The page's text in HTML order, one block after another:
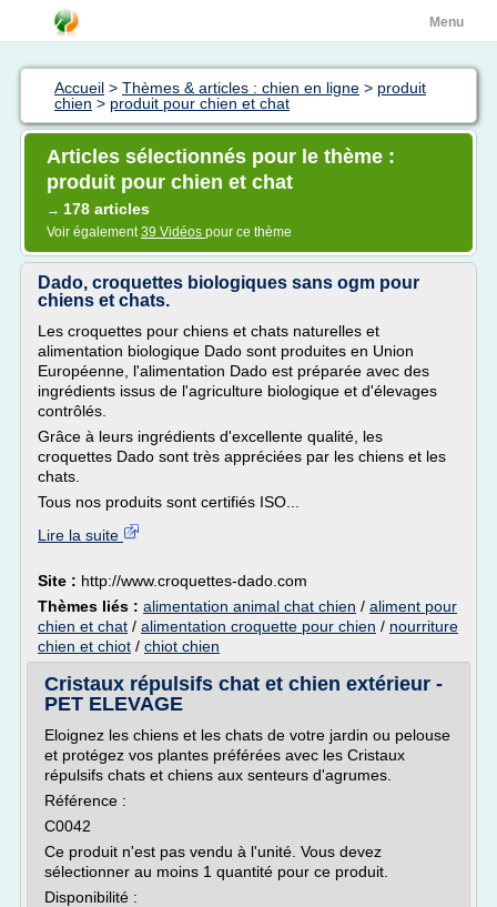
Menu
Accueil > Thèmes & articles : chien en ligne > produit
chien > produit pour chien et chat
Articles sélectionnés pour le thème :
produit pour chien et chat
→ 178 articles
Voir également39 Vidéos pour ce thème
Dado, croquettes biologiques sans ogm pour
chiens et chats.
Les croquettes pour chiens et chats naturelles et
alimentation biologique Dado sont produites en Union
Européenne, l'alimentation Dado est préparée avec des
ingrédients issus de l'agriculture biologique et d'élevages
contrôlés.
Grâce à leurs ingrédients d'excellente qualité, les
croquettes Dado sont très appréciées par les chiens et les
chats.
Tous nos produits sont certifiés ISO...
Lire la suite
Site : http://www.croquettes-dado.com
Thèmes liés : alimentation animal chat chien / aliment pour
chien et chat / alimentation croquette pour chien / nourriture
chien et chiot / chiot chien
Cristaux répulsifs chat et chien extérieur -
PET ELEVAGE
Eloignez les chiens et les chats de votre jardin ou pelouse
et protégez vos plantes préférées avec les Cristaux
répulsifs chats et chiens aux senteurs d'agrumes.
Référence :
C0042
Ce produit n'est pas vendu à l'unité. Vous devez
sélectionner au moins 1 quantité pour ce produit.
Disponibilité :